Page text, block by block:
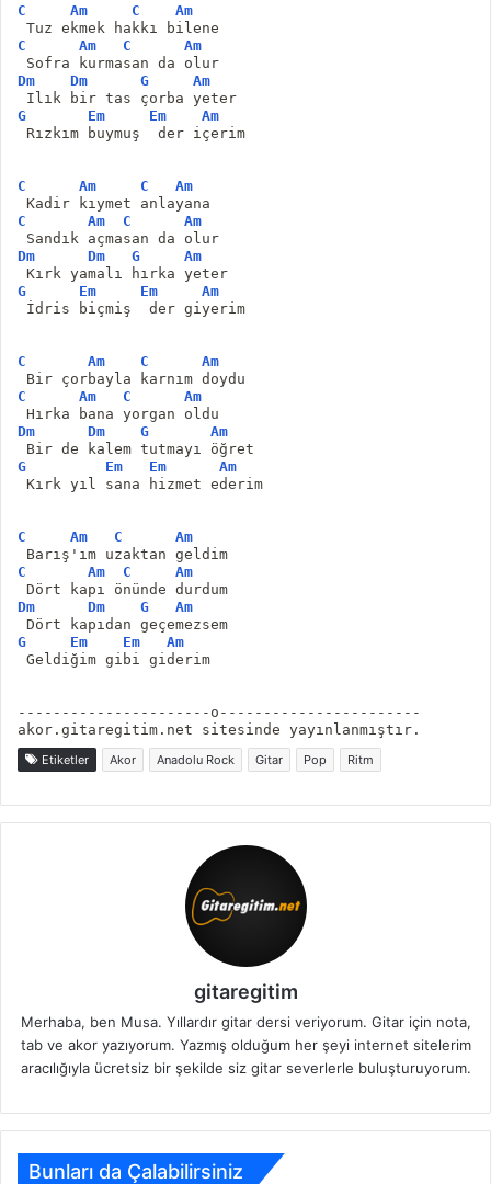
C Am C
Am
Tuz ekmek hakkı bilene
C
Am C
Am
Sofra kurmasan da olur
Dm
Dm G
Am
Ilık bir tas çorba yeter
G
Em Em
Am
Rızkım buymuş  der içerim
C Am C
Am
Kadir kıymet anlayana
C
Am C
Am
Sandık açmasan da olur
Dm
Dm G
Am
Kırk yamalı hırka yeter
G
Em Em
Am
İdris biçmiş  der giyerim
C Am C
Am
Bir çorbayla karnım doydu
C
Am C
Am
Hırka bana yorgan oldu
Dm
Dm G
Am
Bir de kalem tutmayı öğret
G
Em Em
Am
Kırk yıl sana hizmet ederim
C Am C
Am
Barış'ım uzaktan geldim
C
Am C
Am
Dört kapı önünde durdum
Dm
Dm G
Am
Dört kapıdan geçemezsem
G
Em Em
Am
Geldiğim gibi giderim
----------------------o-----------------------
akor.gitaregitim.net sitesinde yayınlanmıştır.
Etiketler Akor Anadolu Rock Gitar Pop Ritm
gitaregitim
Merhaba, ben Musa. Yıllardır gitar dersi veriyorum. Gitar için nota,
tab ve akor yazıyorum. Yazmış olduğum her şeyi internet sitelerim
aracılığıyla ücretsiz bir şekilde siz gitar severlerle buluşturuyorum.
Bunları da Çalabilirsiniz